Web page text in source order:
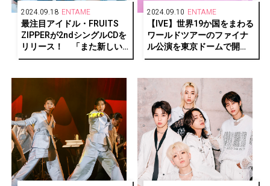
2024.09.18 ENTAME
最注目アイドル・FRUITS
ZIPPERが2ndシングルCDを
リリース！ 「また新しい
形の自己肯定ソングです」
2024.09.10 ENTAME
【IVE】世界19か国をまわる
ワールドツアーのファイナ
ル公演を東京ドームで開
催！全席ソールドアウト！